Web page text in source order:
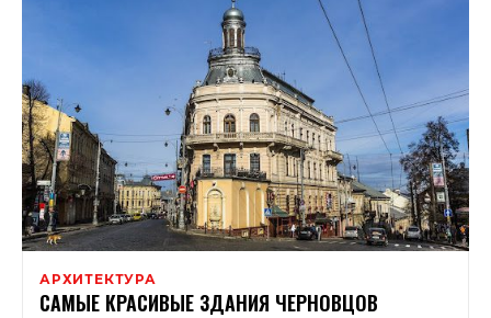
АРХИТЕКТУРА
САМЫЕ КРАСИВЫЕ ЗДАНИЯ ЧЕРНОВЦОВ